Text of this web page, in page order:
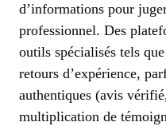
d’informations pour
professionnel. Des
outils spécialisés tels
retours d’expérience,
authentiques (avis
multiplication de